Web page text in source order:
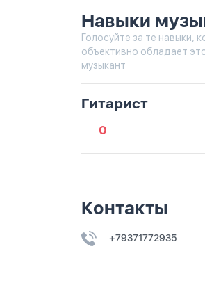
Навыки
Голосуйте за те навыки,
объективно обладает
музыкант
Гитарист
0
Контакты
+79371772935